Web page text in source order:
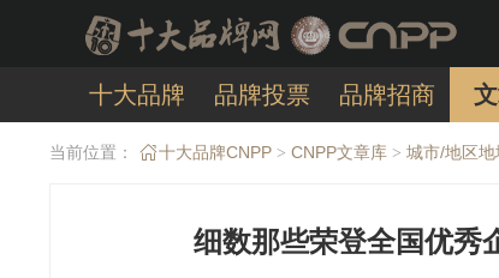
十大品牌 品牌投票 品牌招商
当前位置： 十大品牌CNPP > CNPP文章库 > 城市/地区地
细数那些荣登全国优秀